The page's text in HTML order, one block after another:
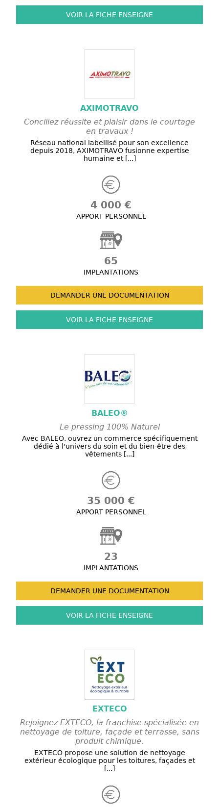
VOIR LA FICHE ENSEIGNE
AXIMOTRAVO
Conciliez réussite et plaisir dans le courtage
en travaux !
Réseau national labellisé pour son excellence
depuis 2018, AXIMOTRAVO fusionne expertise
humaine et [...]
4 000 €
APPORT PERSONNEL
65
IMPLANTATIONS
DEMANDER UNE DOCUMENTATION
VOIR LA FICHE ENSEIGNE
BALEO®
Le pressing 100% Naturel
Avec BALEO, ouvrez un commerce spécifiquement
dédié à l'univers du soin et du bien-être des
vêtements [...]
35 000 €
APPORT PERSONNEL
23
IMPLANTATIONS
DEMANDER UNE DOCUMENTATION
VOIR LA FICHE ENSEIGNE
EXTECO
Rejoignez EXTECO, la franchise spécialisée en
nettoyage de toiture, façade et terrasse, sans
produit chimique.
EXTECO propose une solution de nettoyage
extérieur écologique pour les toitures, façades et
[...]